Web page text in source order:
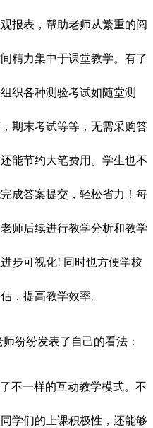
报表，帮助老师从繁重的阅
精力集中于课堂教学。有了
织各种测验考试如随堂测
期末考试等等，无需采购答
能节约大笔费用。学生也不
成答案提交，轻松省力！每
师后续进行教学分析和教学
步可视化! 同时也方便学校
，提高教学效率。
纷纷发表了自己的看法：
不一样的互动教学模式。不
学们的上课积极性，还能够